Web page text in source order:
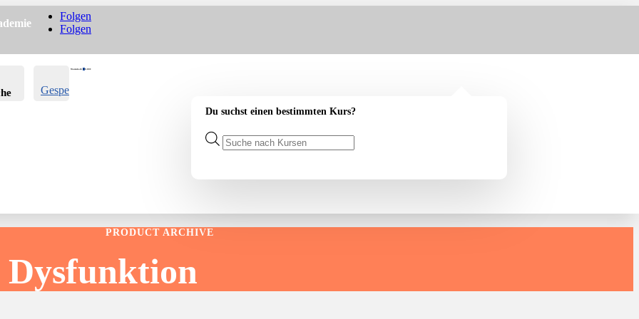
Folgen
Folgen
Gespeichert
Warenkorb 0 0.00€
Du suchst einen bestimmten Kurs?
Products
search
PRODUCT ARCHIVE